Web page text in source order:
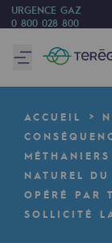
URGENCE GAZ
0 800 028 800
Nous
80 ans
Teréga
Teréga
ACCUEIL
NATUREL
OPÉRÉ PAR
SOLLICITÉ